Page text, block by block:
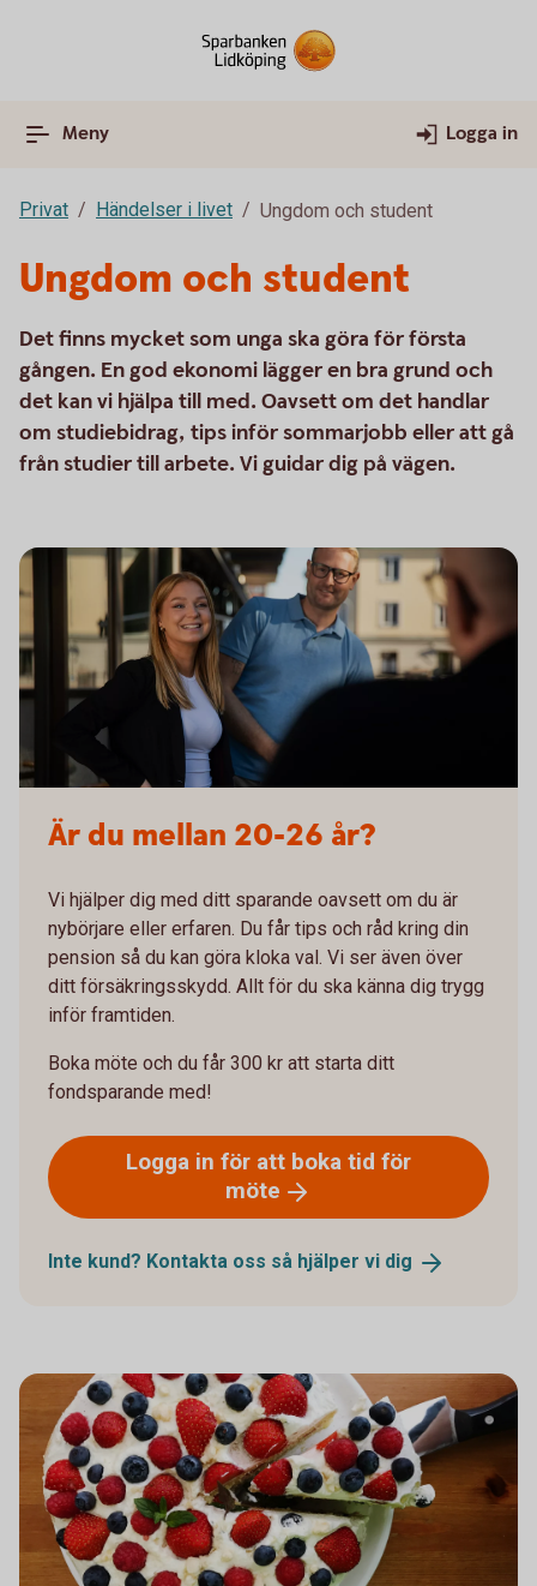
Meny Logga in
Privat Händelser i livet Ungdom och student
Ungdom och student
Det finns mycket som unga ska göra för första
gången. En god ekonomi lägger en bra grund och
det kan vi hjälpa till med. Oavsett om det handlar
om studiebidrag, tips inför sommarjobb eller att gå
från studier till arbete. Vi guidar dig på vägen.
Är du mellan 20-26 år?
Vi hjälper dig med ditt sparande oavsett om du är
nybörjare eller erfaren. Du får tips och råd kring din
pension så du kan göra kloka val. Vi ser även över
ditt försäkringsskydd. Allt för du ska känna dig trygg
inför framtiden.
Boka möte och du får 300 kr att starta ditt
fondsparande med!
Logga in för att boka tid för
möte
Inte kund? Kontakta oss så hjälper vi dig